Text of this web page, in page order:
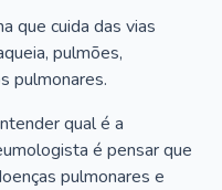
que cuida das vias
pulmões,
pulmonares.
qual é a
é pensar que
pulmonares e